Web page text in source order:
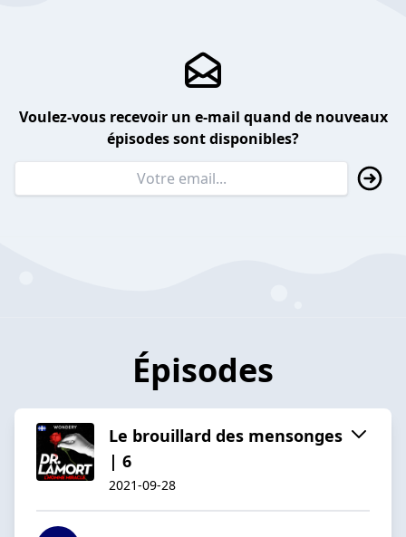
Voulez-vous recevoir un e-mail quand de nouveaux
épisodes sont disponibles?
Épisodes
Le brouillard des mensonges
| 6
2021-09-28